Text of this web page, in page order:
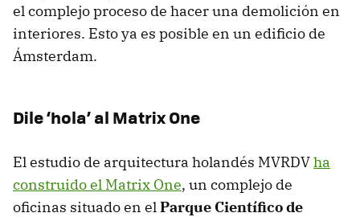
el complejo proceso de hacer una demolición en
interiores. Esto ya es posible en un edificio de
Ámsterdam.
Dile ‘hola’ al Matrix One
El estudio de arquitectura holandés MVRDVha
construido el Matrix One, un complejo de
oficinas situado en el Parque Científico de